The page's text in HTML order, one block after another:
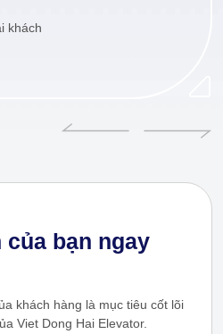
khách
của bạn ngay
khách hàng là mục tiêu cốt lõi
Viet Dong Hai Elevator.